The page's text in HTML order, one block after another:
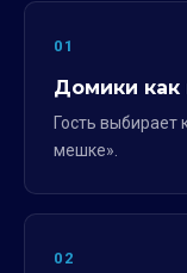
01
Домики как
Гость выбирает
мешке».
02